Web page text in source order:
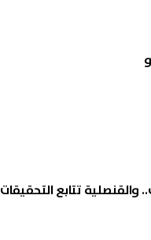
تتابع التحقيقات